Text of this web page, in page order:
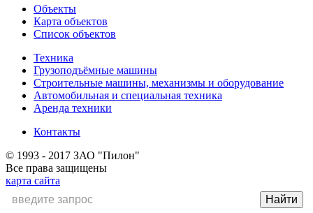
Объекты
Карта объектов
Список объектов
Техника
Грузоподъёмные машины
Строительные машины, механизмы и оборудование
Автомобильная и специальная техника
Аренда техники
Контакты
© 1993 - 2017 ЗАО "Пилон"
Все права защищены
карта сайта